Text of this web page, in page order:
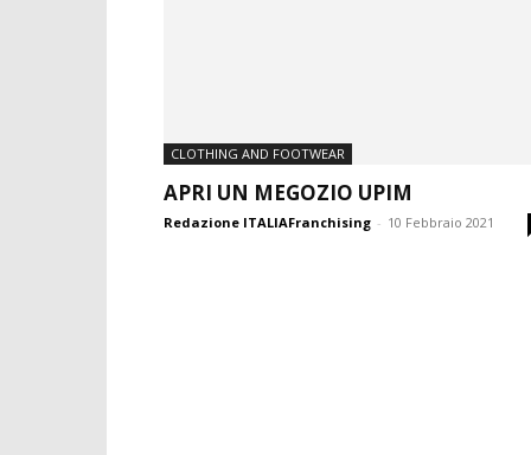
CLOTHING AND FOOTWEAR
APRI UN MEGOZIO UPIM
Redazione ITALIAFranchising - 10 Febbraio 2021